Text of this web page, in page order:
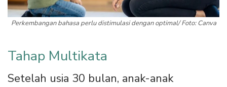
Perkembangan bahasa perlu distimulasi dengan optimal/ Foto: Canva
Tahap Multikata
Setelah usia 30 bulan, anak-anak